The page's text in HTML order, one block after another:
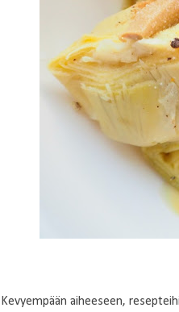
Kevyempään aiheeseen,